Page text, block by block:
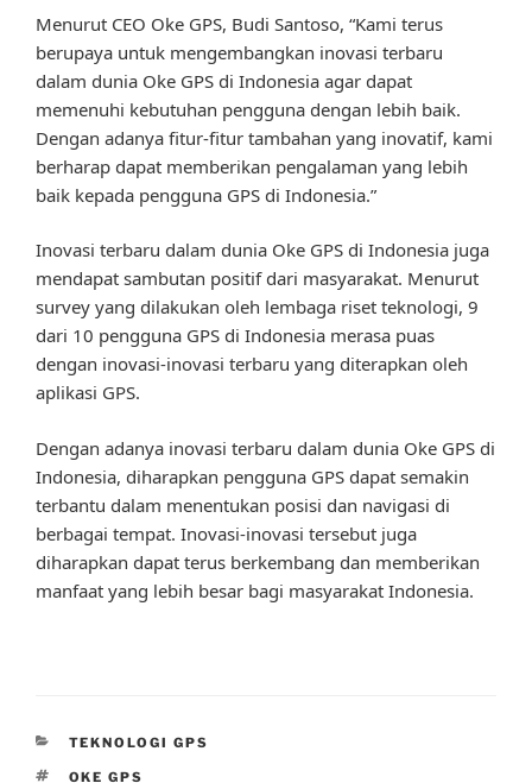
Menurut CEO Oke GPS, Budi Santoso, “Kami terus
berupaya untuk mengembangkan inovasi terbaru
dalam dunia Oke GPS di Indonesia agar dapat
memenuhi kebutuhan pengguna dengan lebih baik.
Dengan adanya fitur-fitur tambahan yang inovatif, kami
berharap dapat memberikan pengalaman yang lebih
baik kepada pengguna GPS di Indonesia.”
Inovasi terbaru dalam dunia Oke GPS di Indonesia juga
mendapat sambutan positif dari masyarakat. Menurut
survey yang dilakukan oleh lembaga riset teknologi, 9
dari 10 pengguna GPS di Indonesia merasa puas
dengan inovasi-inovasi terbaru yang diterapkan oleh
aplikasi GPS.
Dengan adanya inovasi terbaru dalam dunia Oke GPS di
Indonesia, diharapkan pengguna GPS dapat semakin
terbantu dalam menentukan posisi dan navigasi di
berbagai tempat. Inovasi-inovasi tersebut juga
diharapkan dapat terus berkembang dan memberikan
manfaat yang lebih besar bagi masyarakat Indonesia.
CATEGORIES
TEKNOLOGI GPS
TAGS
OKE GPS